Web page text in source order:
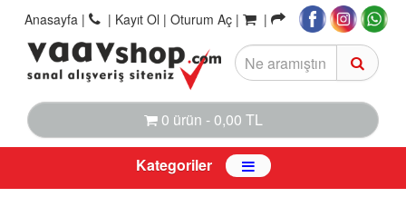
Anasayfa | | Kayıt Ol | Oturum Aç | |
0 ürün - 0,00 TL
Kategoriler